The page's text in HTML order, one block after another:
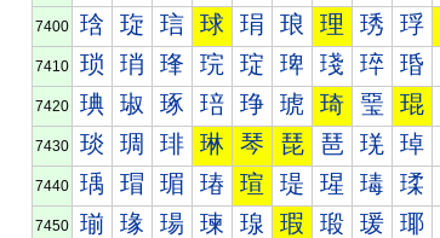
7400 琀 琁 琂 球 琄 琅 理 琇 琈
7410 琐 琑 琒 琓 琔 琕 琖 琗 琘
7420 琠 琡 琢 琣 琤 琥 琦 琧 琨
7430 琰 琱 琲 琳 琴 琵 琶 琷 琸
7440 瑀 瑁 瑂 瑃 瑄 瑅 瑆 瑇 瑈
7450 瑐 瑑 瑒 瑓 瑔 瑕 瑖 瑗 瑘